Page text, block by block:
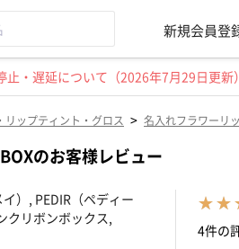
新規会員登
・遅延について（2026年7月29日更新）
リップティント・グロス > 名入れフラワーリ
のお客様レビュー
）, PEDIR（ペディー
クリボンボックス,
4件の